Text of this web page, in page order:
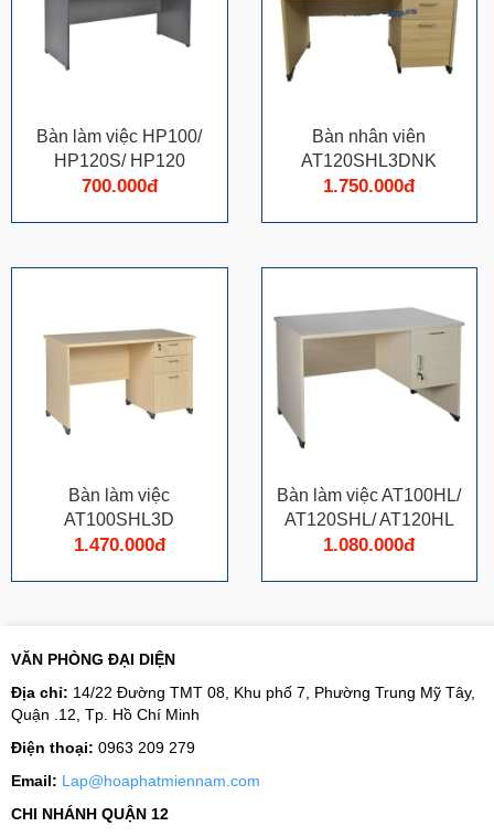
Bàn làm việc HP100/
HP120S/ HP120
700.000đ
Bàn nhân viên
AT120SHL3DNK
1.750.000đ
Bàn làm việc
AT100SHL3D
1.470.000đ
Bàn làm việc AT100HL/
AT120SHL/ AT120HL
1.080.000đ
VĂN PHÒNG ĐẠI DIỆN
Địa chỉ: 14/22 Đường TMT 08, Khu phố 7, Phường Trung Mỹ Tây,
Quận .12, Tp. Hồ Chí Minh
Điện thoại: 0963 209 279
Email: Lap@hoaphatmiennam.com
CHI NHÁNH QUẬN 12